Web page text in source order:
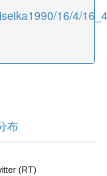
16/4/
布
(RT)